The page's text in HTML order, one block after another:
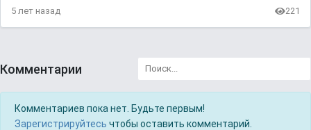
5 лет назад 221
Комментарии
Комментариев пока нет. Будьте первым!
Зарегистрируйтесь чтобы оставить комментарий.